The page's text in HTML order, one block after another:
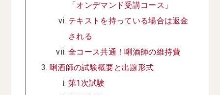
「オンデマンド受講コース」
テキストを持っている場合は返金
される
全コース共通！唎酒師の維持費
唎酒師の試験概要と出題形式
第1次試験